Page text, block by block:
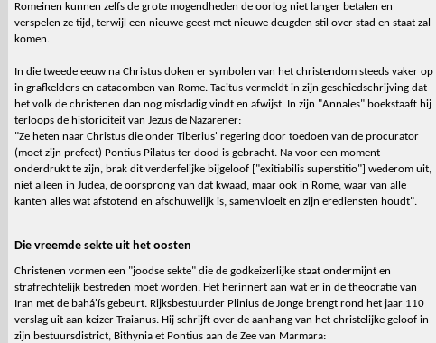
Romeinen kunnen zelfs de grote mogendheden de oorlog niet langer betalen en
verspelen ze tijd, terwijl een nieuwe geest met nieuwe deugden stil over stad en staat zal
komen.
In die tweede eeuw na Christus doken er symbolen van het christendom steeds vaker op
in grafkelders en catacomben van Rome. Tacitus vermeldt in zijn geschiedschrijving dat
het volk de christenen dan nog misdadig vindt en afwijst. In zijn "Annales" boekstaaft hij
terloops de historiciteit van Jezus de Nazarener:
"Ze heten naar Christus die onder Tiberius' regering door toedoen van de procurator
(moet zijn prefect) Pontius Pilatus ter dood is gebracht. Na voor een moment
onderdrukt te zijn, brak dit verderfelijke bijgeloof ["exitiabilis superstitio"] wederom uit,
niet alleen in Judea, de oorsprong van dat kwaad, maar ook in Rome, waar van alle
kanten alles wat afstotend en afschuwelijk is, samenvloeit en zijn erediensten houdt".
Die vreemde sekte uit het oosten
Christenen vormen een "joodse sekte" die de godkeizerlijke staat ondermijnt en
strafrechtelijk bestreden moet worden. Het herinnert aan wat er in de theocratie van
Iran met de bahá'ís gebeurt. Rijksbestuurder Plinius de Jonge brengt rond het jaar 110
verslag uit aan keizer Traianus. Hij schrijft over de aanhang van het christelijke geloof in
zijn bestuursdistrict, Bithynia et Pontius aan de Zee van Marmara: